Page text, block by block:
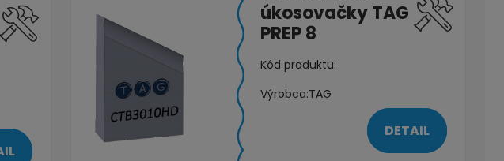
úkosovačky TAG
PREP 8
Kód produktu:
Výrobca:TAG
DETAIL